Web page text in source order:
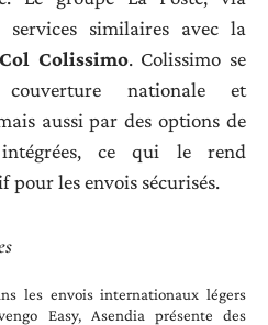
services similaires avec la
Col Colissimo. Colissimo se
nationale et
aussi par des options de
ce qui le rend
les envois sécurisés.
les envois internationaux légers
Easy, Asendia présente des